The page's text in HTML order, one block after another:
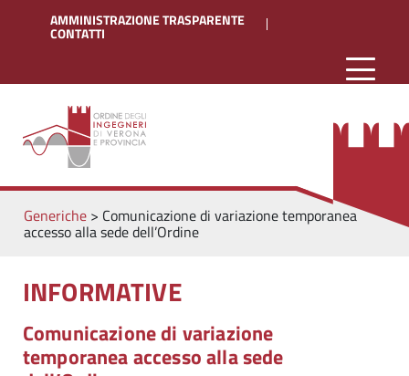
AMMINISTRAZIONE TRASPARENTE
CONTATTI
Generiche> Comunicazione di variazione temporanea
accesso alla sede dell’Ordine
INFORMATIVE
Comunicazione di variazione
temporanea accesso alla sede